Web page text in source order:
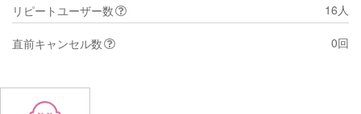
リピートユーザー数 16人
直前キャンセル数 0回